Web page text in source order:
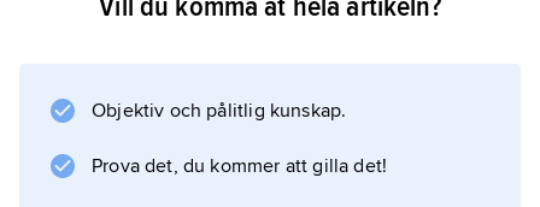
Darbhanga, som ligger på Gangesslätten, är
förädling av ris, jute och sockerrör. Här finns
Objektiv och pålitlig kunskap.
Prova det, du kommer att gilla det!